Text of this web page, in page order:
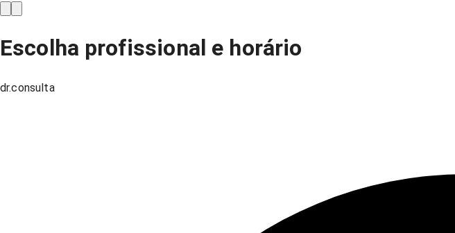
Escolha profissional e horário
dr.consulta